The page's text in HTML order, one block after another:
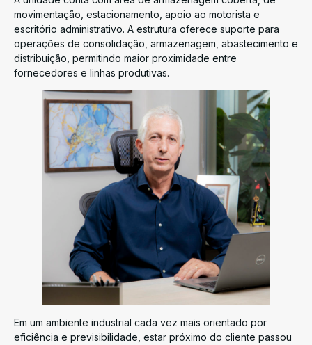
movimentação, estacionamento, apoio ao motorista e
escritório administrativo. A estrutura oferece suporte para
operações de consolidação, armazenagem, abastecimento e
distribuição, permitindo maior proximidade entre
fornecedores e linhas produtivas.
Em um ambiente industrial cada vez mais orientado por
eficiência e previsibilidade, estar próximo do cliente passou